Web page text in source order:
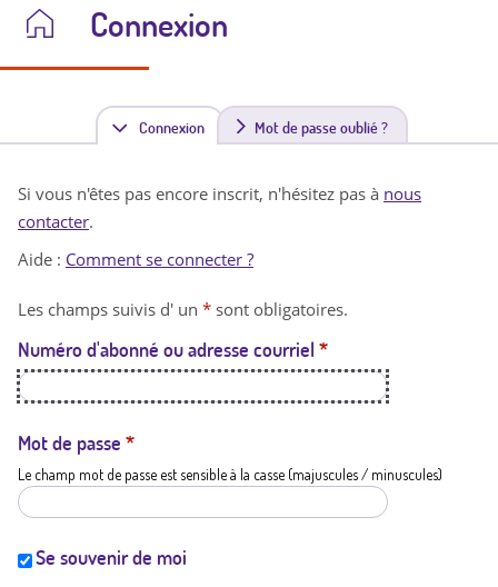
Connexion
Connexion(
n
t
a
t
i
Mot de passe oublié ?
Si vous n'êtes pas encore inscrit, n'hésitez pas à nous
contacter.
Aide : Comment se connecter ?
Les champs suivis d' un * sont obligatoires.
Numéro d'abonné ou adresse courriel *
Mot de passe *
Le champ mot de passe est sensible à la casse (majuscules / minuscules)
Se souvenir de moi